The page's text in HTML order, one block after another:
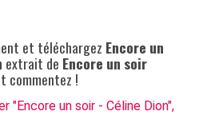
et téléchargez Encore un
extrait de Encore un soir
commentez !
"Encore un soir - Céline Dion",